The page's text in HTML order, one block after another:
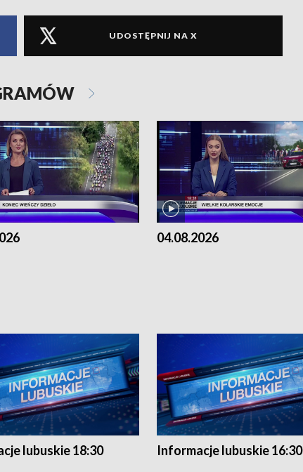
UDOSTĘPNIJ NA X
04.08.2026
lubuskie 18:30 Informacje lubuskie 16:30